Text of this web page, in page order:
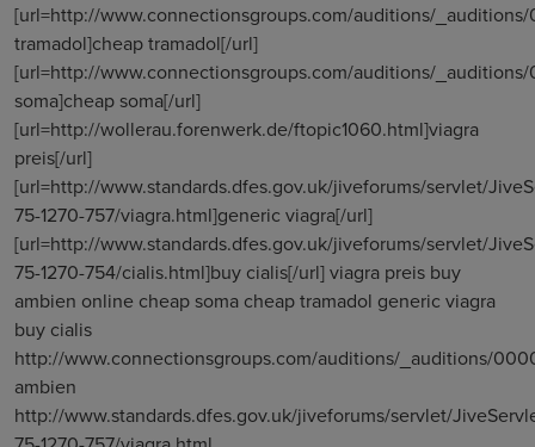
[url=http://www.connectionsgroups.com/auditions/
tramadol]cheap tramadol[/url]
[url=http://www.connectionsgroups.com/auditions/
soma]cheap soma[/url]
[url=http://wollerau.forenwerk.de/ftopic1060.html]viagra
preis[/url]
[url=http://www.standards.dfes.gov.uk/jiveforums/servlet/
75-1270-757/viagra.html]generic viagra[/url]
[url=http://www.standards.dfes.gov.uk/jiveforums/servlet/
75-1270-754/cialis.html]buy cialis[/url] viagra preis buy
ambien online cheap soma cheap tramadol generic viagra
buy cialis
http://www.connectionsgroups.com/auditions/_auditions/
ambien
http://www.standards.dfes.gov.uk/jiveforums/servlet/